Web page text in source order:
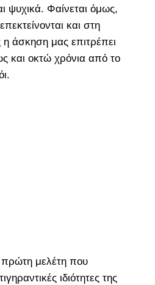
ψυχικά. Φαίνεται όμως,
και στη
άσκηση μας επιτρέπει
και οκτώ χρόνια από το
πρώτη μελέτη που
ιδιότητες της